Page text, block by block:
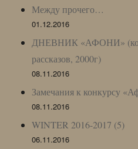
Между прочего…
01.12.2016
ДНЕВНИК «АФОНИ»
рассказов, 2000г)
08.11.2016
Замечания к конкурсу
08.11.2016
WINTER 2016-2017 (5)
06.11.2016